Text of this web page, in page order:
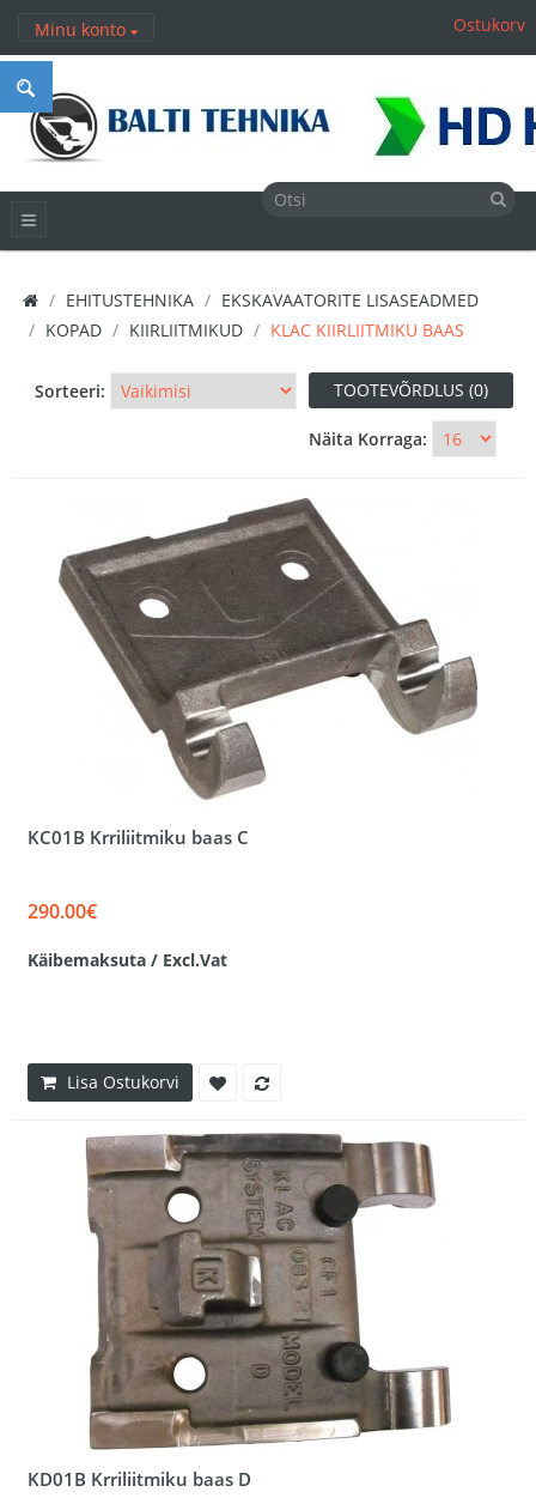
Minu konto Ostukorv
EHITUSTEHNIKA
EKSKAVAATORITE LISASEADMED
KOPAD
KIIRLIITMIKUD KLAC KIIRLIITMIKU BAAS
TOOTEVÕRDLUS (0)
Sorteeri:
Näita Korraga:
KC01B Krriliitmiku baas C
290.00€
Käibemaksuta / Excl.Vat
Lisa Ostukorvi
KD01B Krriliitmiku baas D